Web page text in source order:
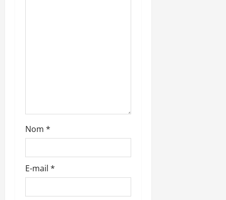
l
e
Nom *
E-mail *